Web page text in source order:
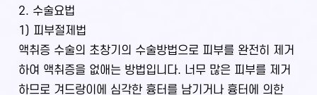
2. 수술요법
1) 피부절제법
액취증 수술의 초창기의 수술방법으로 피부를 완전히 제거
하여 액취증을 없애는 방법입니다. 너무 많은 피부를 제거
하므로 겨드랑이에 심각한 흉터를 남기거나 흉터에 의한